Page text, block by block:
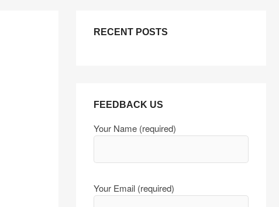
RECENT POSTS
FEEDBACK US
Your Name (required)
Your Email (required)